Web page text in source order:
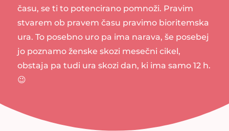
času, se ti to potencirano pomnoži. Pravim
stvarem ob pravem času pravimo bioritemska
ura. To posebno uro pa ima narava, še posebej
jo poznamo ženske skozi mesečni cikel,
obstaja pa tudi ura skozi dan, ki ima samo 12 h.
😉